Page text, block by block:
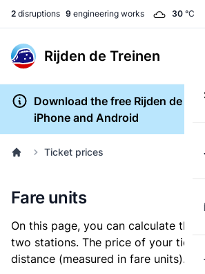
2 disruptions 9 engineering works 30 °C
Rijden de Treinen
Download the free Rijden de
iPhone and Android
Ticket prices
Fare units
On this page, you can calculate the
two stations. The price of your ticket
distance (measured in fare units).